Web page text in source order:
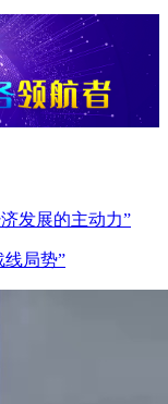
发展的主动力”
线局势”